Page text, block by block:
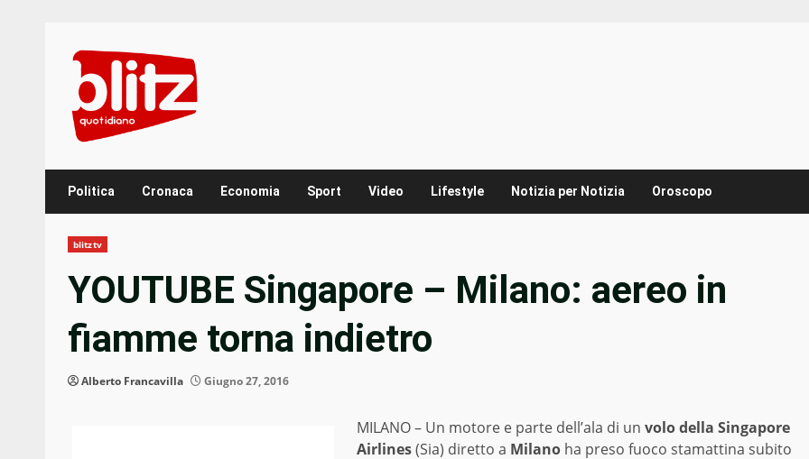
content
Politica Cronaca Economia Sport Video Lifestyle Notizia per Notizia Oroscopo
blitztv
YOUTUBE Singapore – Milano: aereo in
fiamme torna indietro
Alberto Francavilla Giugno 27, 2016
MILANO – Un motore e parte dell’ala di un volo della Singapore
Airlines(Sia) diretto a Milano ha preso fuoco stamattina subito